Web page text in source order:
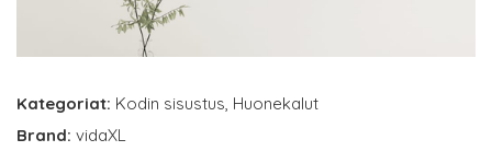
Kategoriat: Kodin sisustus, Huonekalut
Brand: vidaXL